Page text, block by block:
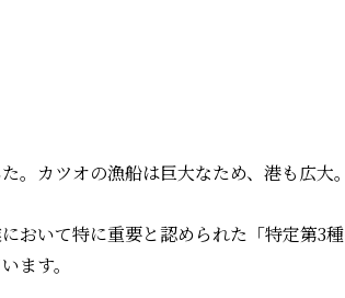
。カツオの漁船は巨大なため、港も広大。
おいて特に重要と認められた「特定第3種
ます。